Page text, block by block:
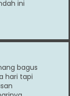
ini
bagus
hari tapi